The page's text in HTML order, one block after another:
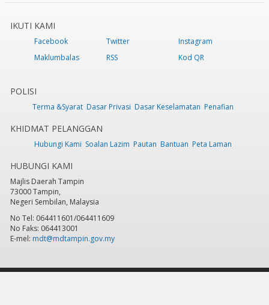
IKUTI KAMI
Facebook Twitter
Instagram
Maklumbalas
RSS Kod QR
POLISI
Terma &Syarat Dasar Privasi Dasar Keselamatan Penafian
KHIDMAT PELANGGAN
Hubungi Kami Soalan Lazim Pautan Bantuan Peta Laman
HUBUNGI KAMI
Majlis Daerah Tampin
73000 Tampin,
Negeri Sembilan, Malaysia
No Tel: 064411601/064411609
No Faks: 064413001
E-mel: mdt@mdtampin.gov.my